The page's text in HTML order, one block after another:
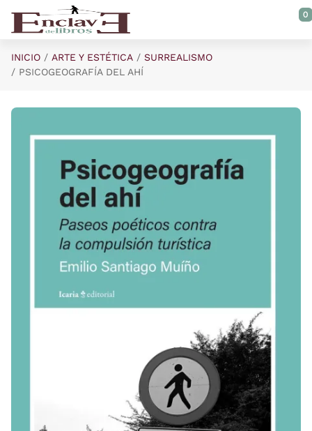
Saltar al contenido principal
0
INICIO ARTE Y ESTÉTICA
SURREALISMO
PSICOGEOGRAFÍA DEL AHÍ